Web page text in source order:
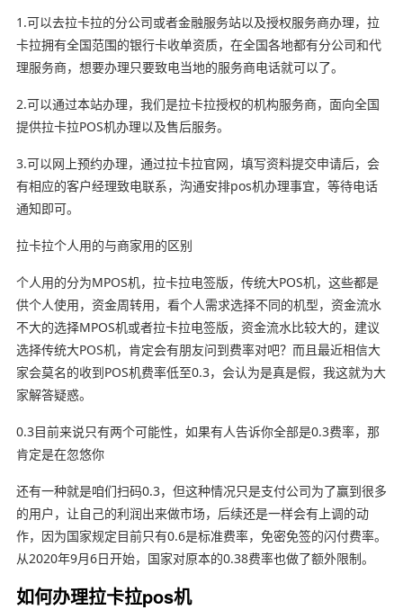
1.可以去拉卡拉的分公司或者金融服务站以及授权服务商办理，拉
卡拉拥有全国范围的银行卡收单资质，在全国各地都有分公司和代
理服务商，想要办理只要致电当地的服务商电话就可以了。
2.可以通过本站办理，我们是拉卡拉授权的机构服务商，面向全国
提供拉卡拉POS机办理以及售后服务。
3.可以网上预约办理，通过拉卡拉官网，填写资料提交申请后，会
有相应的客户经理致电联系，沟通安排pos机办理事宜，等待电话
通知即可。
拉卡拉个人用的与商家用的区别
个人用的分为MPOS机，拉卡拉电签版，传统大POS机，这些都是
供个人使用，资金周转用，看个人需求选择不同的机型，资金流水
不大的选择MPOS机或者拉卡拉电签版，资金流水比较大的，建议
选择传统大POS机，肯定会有朋友问到费率对吧？而且最近相信大
家会莫名的收到POS机费率低至0.3，会认为是真是假，我这就为大
家解答疑惑。
0.3目前来说只有两个可能性，如果有人告诉你全部是0.3费率，那
肯定是在忽悠你
还有一种就是咱们扫码0.3，但这种情况只是支付公司为了赢到很多
的用户，让自己的利润出来做市场，后续还是一样会有上调的动
作，因为国家规定目前只有0.6是标准费率，免密免签的闪付费率。
从2020年9月6日开始，国家对原本的0.38费率也做了额外限制。
如何办理拉卡拉pos机